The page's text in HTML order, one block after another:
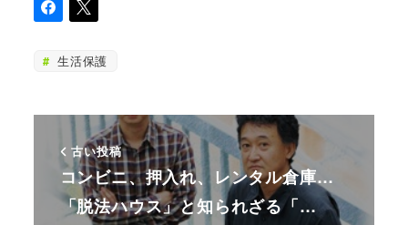
生活保護
古い投稿
コンビニ、押入れ、レンタル倉庫…
「脱法ハウス」と知られざる「…